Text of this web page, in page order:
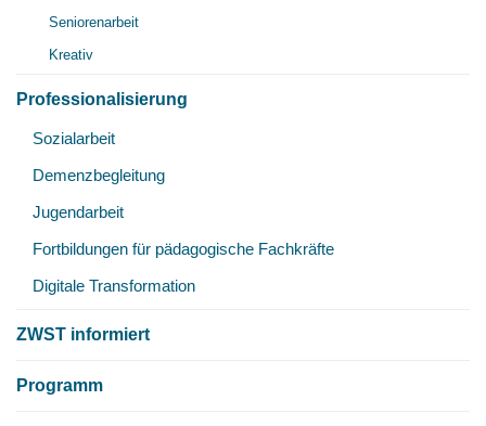
Seniorenarbeit
Kreativ
Professionalisierung
Sozialarbeit
Demenzbegleitung
Jugendarbeit
Fortbildungen für pädagogische Fachkräfte
Digitale Transformation
ZWST informiert
Programm